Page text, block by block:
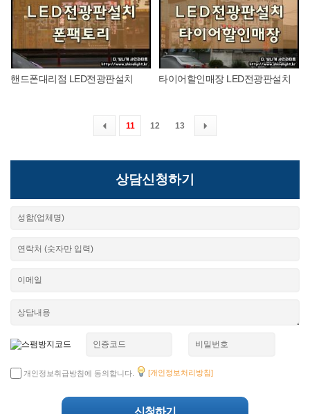
핸드폰대리점 LED전광판설치 타이어할인매장 LED전광판설치
11 12 13
상담신청하기
개인정보취급방침에 동의합니다. [개인정보처리방침]